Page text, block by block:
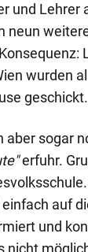
und Lehrer
neun
wurden
geschickt.
aber sogar
erfuhr.
auf
und
nicht